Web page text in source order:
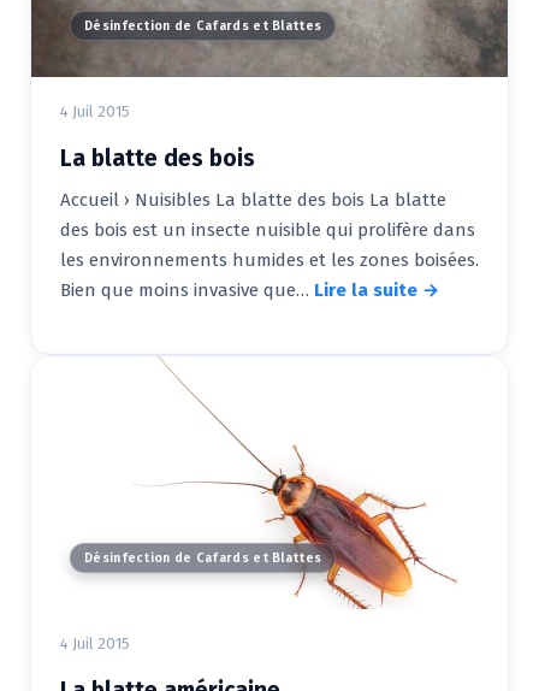
Désinfection de Cafards et Blattes
4 Juil 2015
La blatte des bois
Accueil › Nuisibles La blatte des bois La blatte
des bois est un insecte nuisible qui prolifère dans
les environnements humides et les zones boisées.
Bien que moins invasive que… Lire la suite →
Désinfection de Cafards et Blattes
4 Juil 2015